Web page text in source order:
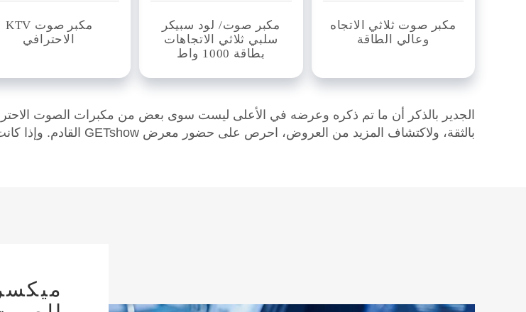
مكبر صوت ثلاثي الاتجاه
وعالي الطاقة
مكبر صوت/ لود سبيكر
سلبي ثلاثي الاتجاهات
بطاقة 1000 واط
مكبر صوت KTV
الاحترافي
الجدير بالذكر أن ما تم ذكره وعرضه في الأعلى ليست سوى بعض من مكبرات الصوت
بالثقة، ولاكتشاف المزيد من العروض، احرص على حضور معرض GETshow القادم. وإذا كانت لديك أي أسئلة أو استفسارات، يُرجى